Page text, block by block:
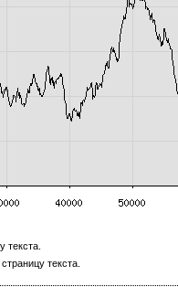
текста.
текста.